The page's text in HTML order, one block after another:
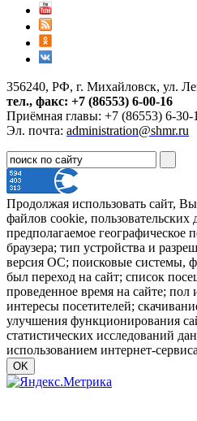
356240, РФ, г. Михайловск, ул.
тел., факс: +7 (86553) 6-00-16
Приёмная главы: +7 (86553) 6-30-
Эл. почта: administration@shmr.ru
Продолжая использовать сайт,
файлов cookie, пользовательских
предполагаемое географическое
браузера; тип устройства и
версия ОС; поисковые системы,
был переход на сайт; список
проведенное время на сайте; пол
интересы посетителей;
улучшения функционирования
статистических исследований
использованием интернет-
OK